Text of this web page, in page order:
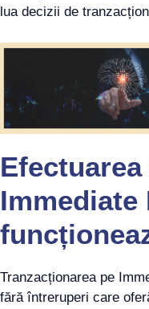
lua decizii de
Immediate
Tranzacționarea pe
fără întreruperi care